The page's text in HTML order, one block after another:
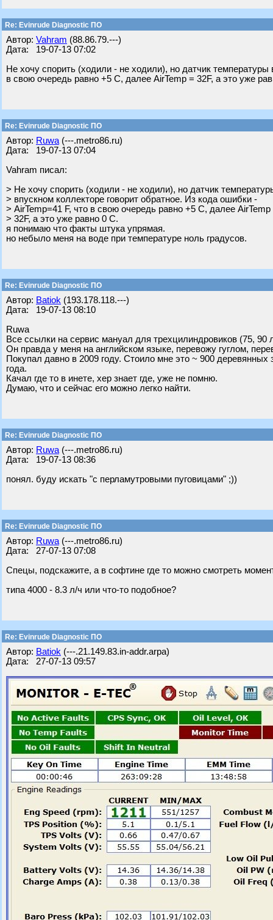
Re: Evinrude Diagnostic ПО
Автор: Vahram (88.86.79.---)
Дата: 19-07-13 07:02
Не хочу спорить (ходили - не ходили), но датчик
в свою очередь равно +5 С, далее AirTemp = 32F, а это уже
Re: Evinrude Diagnostic ПО
Автор: Ruwa (---.metro86.ru)
Дата: 19-07-13 07:04
Vahram писал:
> Не хочу спорить (ходили - не ходили), но датчик
> впускном коллекторе говорит обратное. Из кода ошибки -
> AirTemp=41 F, что в свою очередь равно +5 С, далее AirTemp
> 32F, а это уже равно 0 С.
я понимаю что факты штука упрямая.
но небыло меня на воде при температуре ноль градусов.
Re: Evinrude Diagnostic ПО
Автор: Batiok (193.178.118.---)
Дата: 19-07-13 08:10
Ruwa
Все ссылки на сервис мануал для трехцилиндровиков (75, 90
Он правда у меня на английском языке, перевожу гуглом,
Покупал давно в 2009 году. Стоило мне это ~ 900
года.
Качал где то в инете, хер знает где, уже не помню.
Думаю, что и сейчас его можно легко найти.
Re: Evinrude Diagnostic ПО
Автор: Ruwa (---.metro86.ru)
Дата: 19-07-13 08:36
понял. буду искать "с перламутровыми пуговицами" ;))
Re: Evinrude Diagnostic ПО
Автор: Ruwa (---.metro86.ru)
Дата: 27-07-13 07:08
Спецы, подскажите, а в софтине где то можно смотреть
типа 4000 - 8.3 л/ч или что-то подобное?
Re: Evinrude Diagnostic ПО
Автор: Batiok (---.21.149.83.in-addr.arpa)
Дата: 27-07-13 09:57